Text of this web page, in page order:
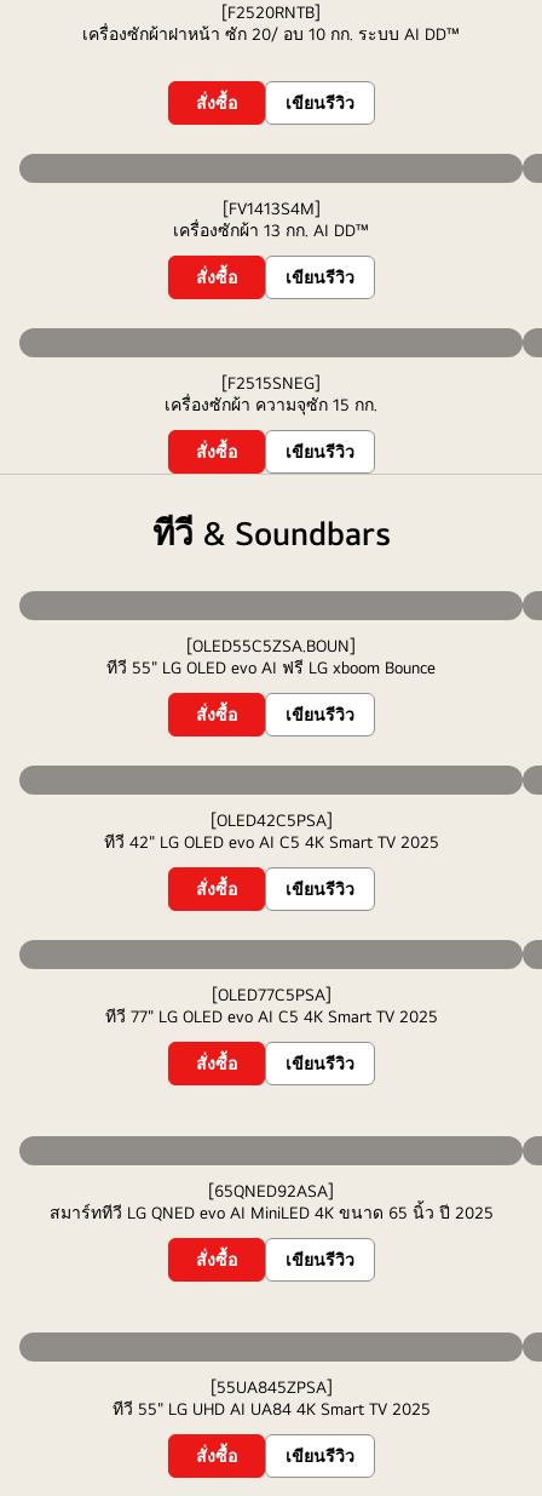
[F2520RNTB]
เครื่องซักผ้าฝาหน้า ซัก 20/ อบ 10 กก. ระบบ AI DD™
สั่งซื้อ เขียนรีวิว
[FV1413S4M]
เครื่องซักผ้า 13 กก. AI DD™
สั่งซื้อ เขียนรีวิว
[F2515SNEG]
เครื่องซักผ้า ความจุซัก 15 กก.
สั่งซื้อ เขียนรีวิว
ทีวี & Soundbars
[OLED55C5ZSA.BOUN]
ทีวี 55" LG OLED evo AI ฟรี LG xboom Bounce
สั่งซื้อ เขียนรีวิว
[OLED42C5PSA]
ทีวี 42" LG OLED evo AI C5 4K Smart TV 2025
สั่งซื้อ เขียนรีวิว
[OLED77C5PSA]
ทีวี 77" LG OLED evo AI C5 4K Smart TV 2025
สั่งซื้อ เขียนรีวิว
[65QNED92ASA]
สมาร์ททีวี LG QNED evo AI MiniLED 4K ขนาด 65 นิ้ว ปี 2025
สั่งซื้อ เขียนรีวิว
[55UA845ZPSA]
ทีวี 55" LG UHD AI UA84 4K Smart TV 2025
สั่งซื้อ เขียนรีวิว